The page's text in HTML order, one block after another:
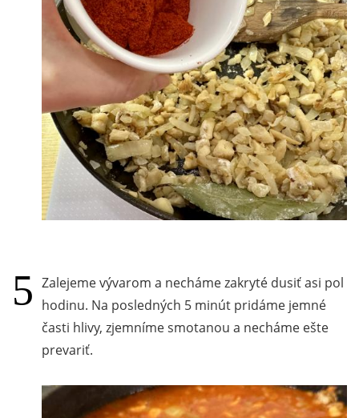
Zalejeme vývarom a necháme zakryté dusiť asi pol
hodinu. Na posledných 5 minút pridáme jemné
časti hlivy, zjemníme smotanou a necháme ešte
prevariť.